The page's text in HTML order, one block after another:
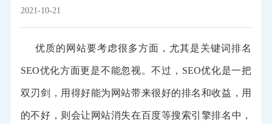
2021-10-21
优质的网站要考虑很多方面，尤其是关键词排名
SEO优化方面更是不能忽视。不过，SEO优化是一把
双刃剑，用得好能为网站带来很好的排名和收益，用
的不好，则会让网站消失在百度等搜索引擎排名中，